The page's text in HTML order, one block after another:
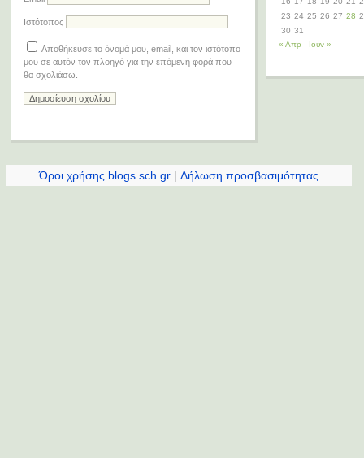
Ιστότοπος
Αποθήκευσε το όνομά μου, email, και τον ιστότοπο
μου σε αυτόν τον πλοηγό για την επόμενη φορά που
θα σχολιάσω.
23 24 25 26 27 28
30 31
« Απρ
Ιούν »
Όροι χρήσης blogs.sch.gr |Δήλωση προσβασιμότητας